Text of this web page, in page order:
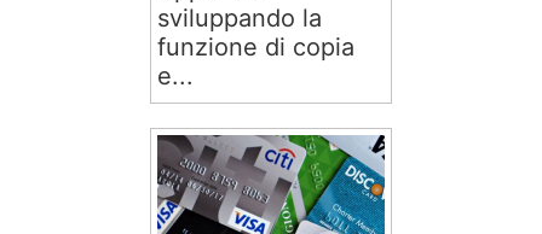
sviluppando la
funzione di copia
e...